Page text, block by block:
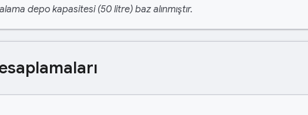
depo kapasitesi (50 litre) baz alınmıştır.